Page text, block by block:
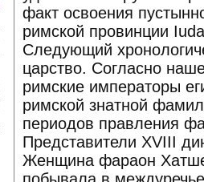
факт освоения
римской провинции
Следующий
царство. Согласно
римские императоры
римской знатной
периодов правления
Представители XVIII
Женщина фараон